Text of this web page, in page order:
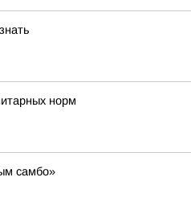
норм
самбо»